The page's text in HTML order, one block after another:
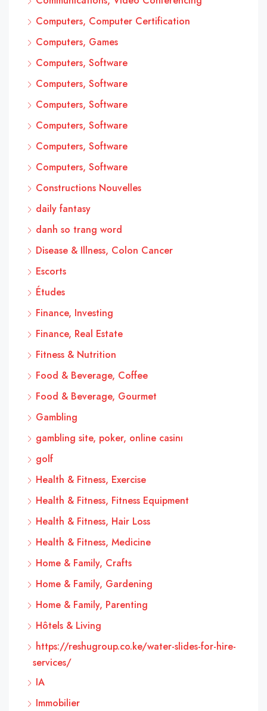
Computers, Computer Certification
Computers, Games
Computers, Software
Computers, Software
Computers, Software
Computers, Software
Computers, Software
Computers, Software
Constructions Nouvelles
daily fantasy
danh so trang word
Disease & Illness, Colon Cancer
Escorts
Études
Finance, Investing
Finance, Real Estate
Fitness & Nutrition
Food & Beverage, Coffee
Food & Beverage, Gourmet
Gambling
gambling site, poker, online casinı
golf
Health & Fitness, Exercise
Health & Fitness, Fitness Equipment
Health & Fitness, Hair Loss
Health & Fitness, Medicine
Home & Family, Crafts
Home & Family, Gardening
Home & Family, Parenting
Hôtels & Living
https://reshugroup.co.ke/water-slides-for-hire-
services/
IA
Immobilier